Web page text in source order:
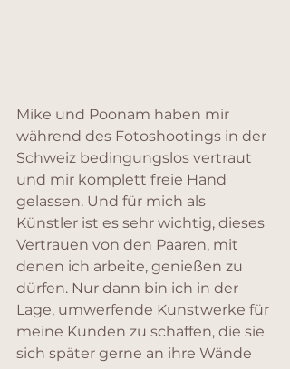
Mike und Poonam haben mir
während des Fotoshootings in der
Schweiz bedingungslos vertraut
und mir komplett freie Hand
gelassen. Und für mich als
Künstler ist es sehr wichtig, dieses
Vertrauen von den Paaren, mit
denen ich arbeite, genießen zu
dürfen. Nur dann bin ich in der
Lage, umwerfende Kunstwerke für
meine Kunden zu schaffen, die sie
sich später gerne an ihre Wände